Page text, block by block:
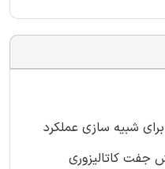
شبیه سازی عملکرد
جفت کاتالیزوری